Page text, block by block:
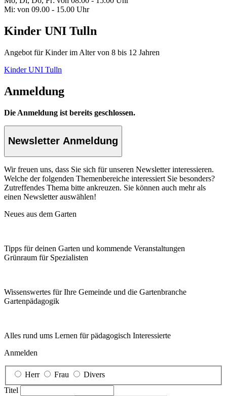
Mi: von 09.00 - 15.00 Uhr
Kinder UNI Tulln
Angebot für Kinder im Alter von 8 bis 12 Jahren
Kinder UNI Tulln
Anmeldung
Die Anmeldung ist bereits geschlossen.
Newsletter Anmeldung
Wir freuen uns, dass Sie sich für unseren Newsletter interessieren.
Welche der folgenden Themenbereiche interessiert Sie besonders?
Zutreffendes Thema bitte ankreuzen. Sie können auch mehr als
einen Newsletter auswählen!
Neues aus dem Garten
Tipps für deinen Garten und kommende Veranstaltungen
Grünraum für Spezialisten
Wissenswertes für Ihre Gemeinde und die Gartenbranche
Garten­pädagogik
Alles rund ums Lernen für pädagogisch Interessierte
Anmelden
Herr Frau
Divers
Titel